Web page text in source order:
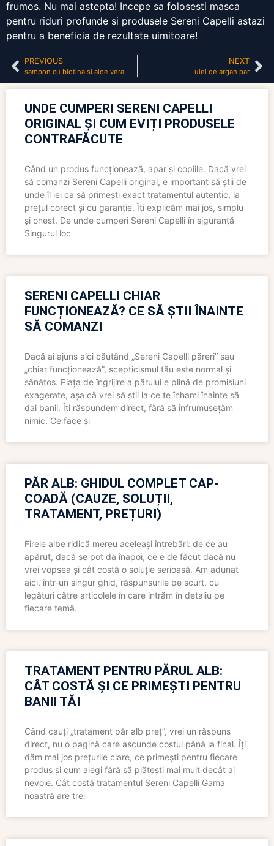
frumos. Nu mai astepta! Incepe sa folosesti masca
pentru riduri profunde si produsele Sereni Capelli astazi
pentru a beneficia de rezultate uimitoare!
PREVIOUS
sampon cu biotina si aloe vera
NEXT
ulei de argan par
UNDE CUMPERI SERENI CAPELLI
ORIGINAL ȘI CUM EVIȚI PRODUSELE
CONTRAFĂCUTE
Când un produs funcționează, apar și copiile. Dacă vrei
să comanzi Sereni Capelli original, e important să știi de
unde îl iei ca să primești exact tratamentul autentic, la
prețul corect și cu garanție. Îți explicăm mai jos, simplu
și onest. De unde cumperi Sereni Capelli în siguranță
Singurul loc
SERENI CAPELLI CHIAR
FUNCȚIONEAZĂ? CE SĂ ȘTII ÎNAINTE
SĂ COMANZI
Dacă ai ajuns aici căutând „Sereni Capelli păreri” sau
„chiar funcționează”, scepticismul tău este normal și
sănătos. Piața de îngrijire a părului e plină de promisiuni
exagerate, așa că vrei să știi la ce te înhami înainte să
dai banii. Îți răspundem direct, fără să înfrumusețăm
nimic. Ce face și
PĂR ALB: GHIDUL COMPLET CAP-
COADĂ (CAUZE, SOLUȚII,
TRATAMENT, PREȚURI)
Firele albe ridică mereu aceleași întrebări: de ce au
apărut, dacă se pot da înapoi, ce e de făcut dacă nu
vrei vopsea și cât costă o soluție serioasă. Am adunat
aici, într-un singur ghid, răspunsurile pe scurt, cu
legături către articolele în care intrăm în detaliu pe
fiecare temă.
TRATAMENT PENTRU PĂRUL ALB:
CÂT COSTĂ ȘI CE PRIMEȘTI PENTRU
BANII TĂI
Când cauți „tratament păr alb preț”, vrei un răspuns
direct, nu o pagină care ascunde costul până la final. Îți
dăm mai jos prețurile clare, ce primești pentru fiecare
produs și cum alegi fără să plătești mai mult decât ai
nevoie. Cât costă tratamentul Sereni Capelli Gama
noastră are trei